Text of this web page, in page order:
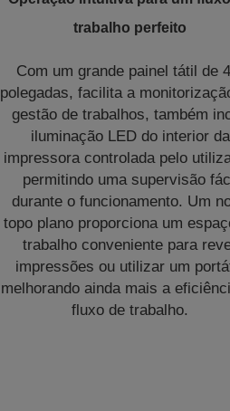
trabalho perfeito
Com um grande painel tátil de
polegadas, facilita a
gestão de trabalhos, também
iluminação LED do interior da
impressora controlada pelo
permitindo uma supervisão
durante o funcionamento. Um
topo plano proporciona um
trabalho conveniente para
impressões ou utilizar um
melhorando ainda mais a
fluxo de trabalho.